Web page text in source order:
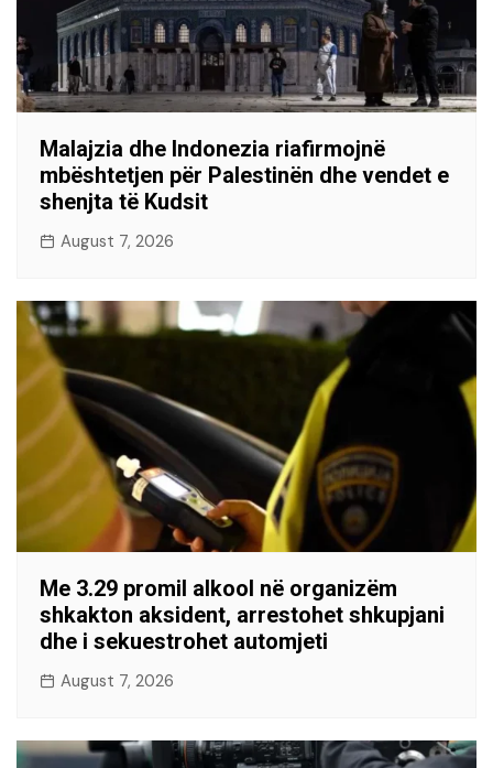
Malajzia dhe Indonezia riafirmojnë
mbështetjen për Palestinën dhe vendet e
shenjta të Kudsit
August 7, 2026
Me 3.29 promil alkool në organizëm
shkakton aksident, arrestohet shkupjani
dhe i sekuestrohet automjeti
August 7, 2026